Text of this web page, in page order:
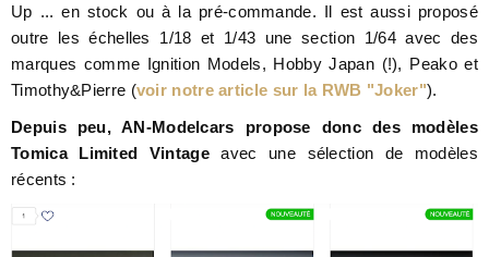
Up ... en stock ou à la pré-commande. Il est aussi proposé
outre les échelles 1/18 et 1/43 une section 1/64 avec des
marques comme Ignition Models, Hobby Japan (!), Peako et
Timothy&Pierre (voir notre article sur la RWB "Joker").
Depuis peu, AN-Modelcars propose donc des modèles
Tomica Limited Vintage avec une sélection de modèles
récents :